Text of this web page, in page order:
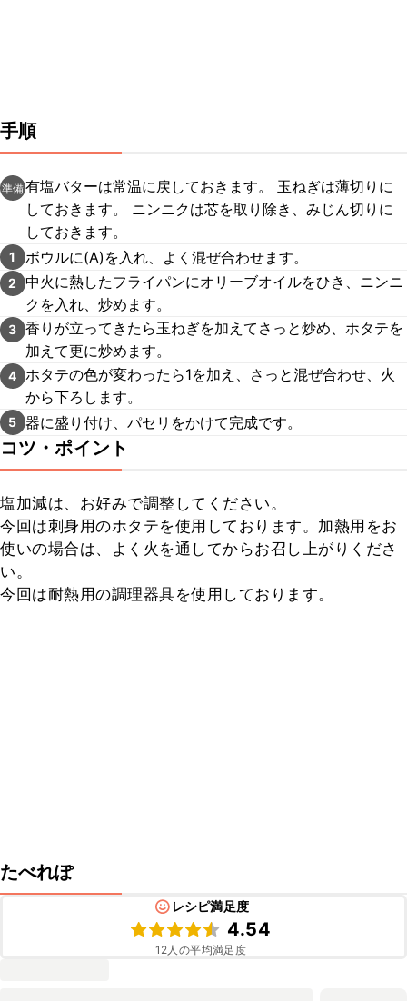
手順
準備有塩バターは常温に戻しておきます。 玉ねぎは薄切りに
しておきます。 ニンニクは芯を取り除き、みじん切りに
しておきます。
1 ボウルに(A)を入れ、よく混ぜ合わせます。
2
中火に熱したフライパンにオリーブオイルをひき、ニンニ
クを入れ、炒めます。
3 香りが立ってきたら玉ねぎを加えてさっと炒め、ホタテを
加えて更に炒めます。
4 ホタテの色が変わったら1を加え、さっと混ぜ合わせ、火
から下ろします。
5 器に盛り付け、パセリをかけて完成です。
コツ・ポイント
塩加減は、お好みで調整してください。
今回は刺身用のホタテを使用しております。加熱用をお
使いの場合は、よく火を通してからお召し上がりくださ
い。
今回は耐熱用の調理器具を使用しております。
たべれぽ
レシピ満足度
4.54
12人の平均満足度